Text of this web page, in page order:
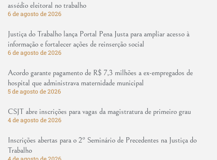
assédio eleitoral no trabalho
6 de agosto de 2026
Justiça do Trabalho lança Portal Pena Justa para ampliar acesso à
informação e fortalecer ações de reinserção social
6 de agosto de 2026
Acordo garante pagamento de R$ 7,3 milhões a ex-empregados de
hospital que administrava maternidade municipal
5 de agosto de 2026
CSJT abre inscrições para vagas da magistratura de primeiro grau
4 de agosto de 2026
Inscrições abertas para o 2º Seminário de Precedentes na Justiça do
Trabalho